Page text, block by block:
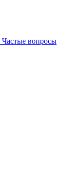
Частые вопросы